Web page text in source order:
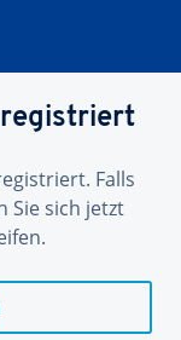
registriert
Falls
Sie sich jetzt